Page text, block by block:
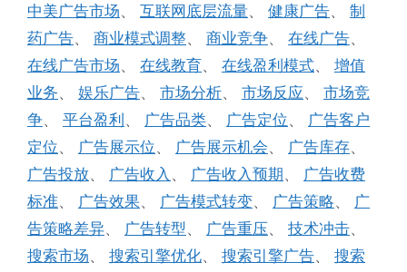
中美广告市场、 互联网底层流量、 健康广告、 制
药广告、 商业模式调整、 商业竞争、 在线广告、
在线广告市场、 在线教育、 在线盈利模式、 增值
业务、 娱乐广告、 市场分析、 市场反应、 市场竞
争、 平台盈利、 广告品类、 广告定位、 广告客户
定位、 广告展示位、 广告展示机会、 广告库存、
广告投放、 广告收入 、 广告收入预期、 广告收费
标准、 广告效果、 广告模式转变、 广告策略、 广
告策略差异、 广告转型、 广告重压、 技术冲击、
搜索市场、 搜索引擎优化、 搜索引擎广告、 搜索